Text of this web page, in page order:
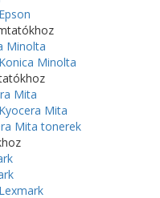
Minolta
Minolta
Mita
Mita
Mita tonerek